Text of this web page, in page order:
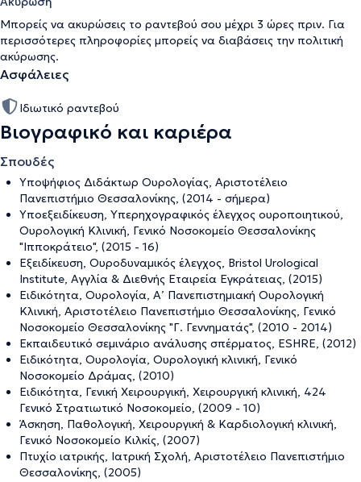
Μπορείς να ακυρώσεις το ραντεβού σου μέχρι 3 ώρες πριν. Για
περισσότερες πληροφορίες μπορείς να διαβάσεις την πολιτική
ακύρωσης.
Ασφάλειες
Ιδιωτικό ραντεβού
Βιογραφικό και καριέρα
Σπουδές
Υποψήφιος Διδάκτωρ Ουρολογίας, Αριστοτέλειο
Πανεπιστήμιο Θεσσαλονίκης, (2014 - σήμερα)
Υποεξειδίκευση, Υπερηχογραφικός έλεγχος ουροποιητικού,
Ουρολογική Κλινική, Γενικό Νοσοκομείο Θεσσαλονίκης
"Ιπποκράτειο", (2015 - 16)
Εξειδίκευση, Ουροδυναμικός έλεγχος, Bristol Urological
Institute, Αγγλία & Διεθνής Εταιρεία Εγκράτειας, (2015)
Ειδικότητα, Ουρολογία, Α’ Πανεπιστημιακή Ουρολογική
Κλινική, Αριστοτέλειο Πανεπιστήμιο Θεσσαλονίκης, Γενικό
Νοσοκομείο Θεσσαλονίκης "Γ. Γεννηματάς", (2010 - 2014)
Εκπαιδευτικό σεμινάριο ανάλυσης σπέρματος, ESHRE, (2012)
Ειδικότητα, Ουρολογία, Ουρολογική κλινική, Γενικό
Νοσοκομείο Δράμας, (2010)
Ειδικότητα, Γενική Χειρουργική, Χειρουργική κλινική, 424
Γενικό Στρατιωτικό Νοσοκομείο, (2009 - 10)
Άσκηση, Παθολογική, Χειρουργική & Καρδιολογική κλινική,
Γενικό Νοσοκομείο Κιλκίς, (2007)
Πτυχίο ιατρικής, Ιατρική Σχολή, Αριστοτέλειο Πανεπιστήμιο
Θεσσαλονίκης, (2005)